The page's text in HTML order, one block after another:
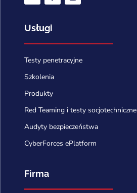
Usługi
Testy penetracyjne
Szkolenia
Produkty
Red Teaming i testy socjotechniczne
Audyty bezpieczeństwa
CyberForces ePlatform
Firma